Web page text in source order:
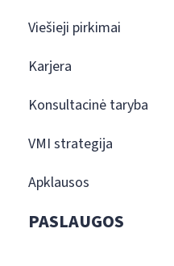
Viešieji pirkimai
Karjera
Konsultacinė taryba
VMI strategija
Apklausos
PASLAUGOS